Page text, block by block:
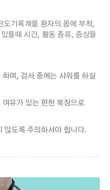
기록계를 환자의 몸에 부착,
을때 시간, 활동 종류, 증상을
며, 검사 중에는 샤워를 하실
유가 있는 편한 복장으로
않도록 주의하셔야 합니다.